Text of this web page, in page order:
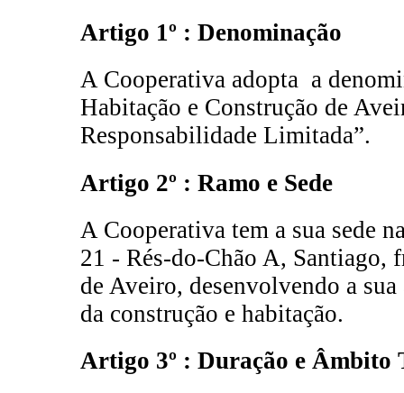
Artigo 1º : Denominação
A Cooperativa adopta a
Habitação e Construção de
Responsabilidade Limitada”.
Artigo 2º : Ramo e Sede
A Cooperativa tem a sua sede
21 - Rés-do-Chão A, Santiago,
de Aveiro, desenvolvendo a
da construção e habitação.
Artigo 3º : Duração e